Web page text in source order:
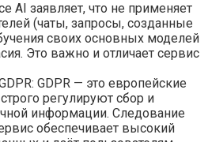
AI заявляет, что не применяет
(чаты, запросы, созданные
своих основных моделей
Это важно и отличает сервис
GDPR — это европейские
регулируют сбор и
информации. Следование
обеспечивает высокий